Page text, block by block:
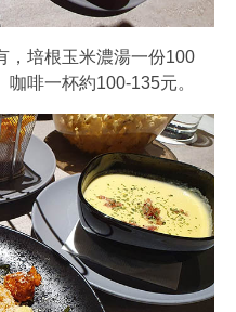
，培根玉米濃湯一份100
啡一杯約100-135元。